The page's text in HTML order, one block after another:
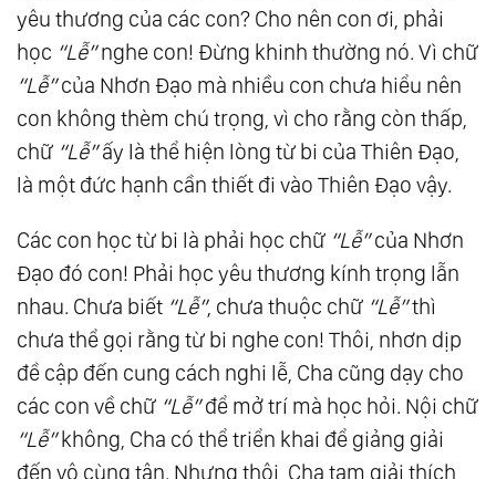
Nhóm Thiên Khai Huỳnh Đạo Dịp Đệ Tam Chu
Niên Ngày Quy Ẩn (7/3/1982)
64.Trích Nguyên Văn Vấn Thư Nêu Thắc Mắc
Của Một Số Tín Đồ Cao Đài
65.Kim Thân Cha Giải Đáp Vấn Thư Nêu Thắc
Mắc Của Một Số Tín Đồ Cao Đài (1982)
Kim Thân Cha Giải Đáp Vấn Thư
(23/9/1982) Của Bạn N.p.y. (Hoa Kỳ)
67. Kim Thân Cha Giảng “Phá Mê Về Địa Tiên”
(1982)
68.Kim Thân Cha Giảng Về “Phá Mê Phá
Chấp” (1982)
69.Huấn Từ Của Kim Thân Cha Dịp Tết Quý
yêu thương của các con? Cho nên con ơi, phải
học “Lễ”nghe con! Đừng khinh thường nó. Vì chữ
“Lễ”của Nhơn Đạo mà nhiều con chưa hiểu nên
con không thèm chú trọng, vì cho rằng còn thấp,
chữ “Lễ”ấy là thể hiện lòng từ bi của Thiên Đạo,
là một đức hạnh cần thiết đi vào Thiên Đạo vậy.
Các con học từ bi là phải học chữ “Lễ”của Nhơn
Đạo đó con! Phải học yêu thương kính trọng lẫn
nhau. Chưa biết “Lễ”, chưa thuộc chữ “Lễ”thì
chưa thể gọi rằng từ bi nghe con! Thôi, nhơn dịp
đề cập đến cung cách nghi lễ, Cha cũng dạy cho
các con về chữ “Lễ”để mở trí mà học hỏi. Nội chữ
“Lễ”không, Cha có thể triển khai để giảng giải
đến vô cùng tận. Nhưng thôi, Cha tạm giải thích,